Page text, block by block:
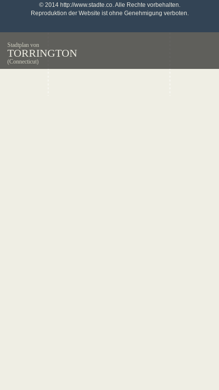
© 2014 http://www.stadte.co. Alle Rechte vorbehalten.
Reproduktion der Website ist ohne Genehmigung verboten.
Stadtplan von
TORRINGTON
(Connecticut)